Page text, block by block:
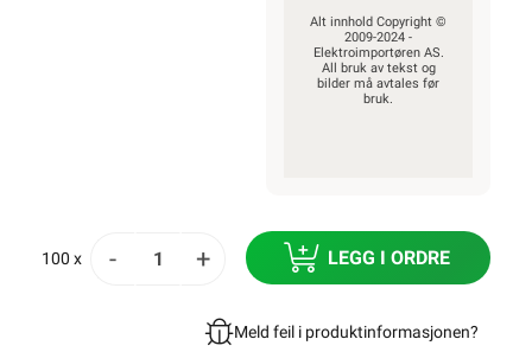
Alt innhold Copyright ©
2009-2024 -
Elektroimportøren AS.
All bruk av tekst og
bilder må avtales før
bruk.
100 x - + LEGG I ORDRE
Meld feil i produktinformasjonen?